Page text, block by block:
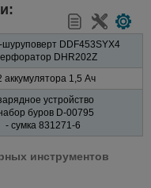
шуруповерт DDF453SYX4
DHR202Z
аккумулятора 1,5 Ач
устройство
буров D-00795
- сумка 831271-6
инструментов